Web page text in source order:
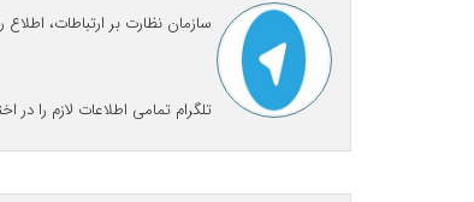
سازمان نظارت بر ارتباطات،
تلگرام تمامی اطلاعات لازم را